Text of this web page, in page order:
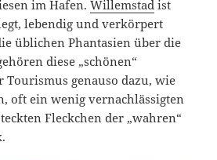
im Hafen.Willemstad ist
lebendig und verkörpert
üblichen Phantasien über die
diese „schönen“
Tourismus genauso dazu, wie
oft ein wenig vernachlässigten
Fleckchen der „wahren“